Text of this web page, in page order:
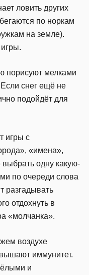
ловить других
по норкам
на земле).
порисуют мелками
снег ещё не
подойдёт для
игры с
«имена»,
одну какую-
по очереди слова
разгадывать
отдохнуть в
«молчанка».
воздухе
иммунитет.
и